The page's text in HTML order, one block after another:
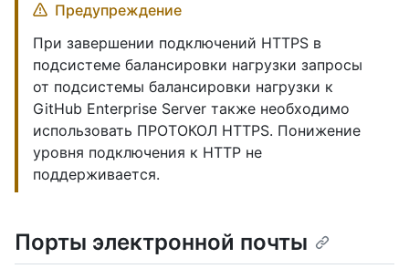
Предупреждение
При завершении подключений HTTPS в
подсистеме балансировки нагрузки запросы
от подсистемы балансировки нагрузки к
GitHub Enterprise Server также необходимо
использовать ПРОТОКОЛ HTTPS. Понижение
уровня подключения к HTTP не
поддерживается.
Порты электронной почты